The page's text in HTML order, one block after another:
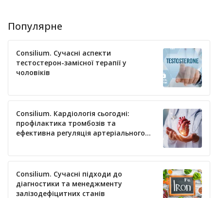
Популярне
Consilium. Сучасні аспекти
тестостерон-замісної терапії у
чоловіків
Consilium. Кардіологія сьогодні:
профілактика тромбозів та
ефективна регуляція артеріального
Consilium. Сучасні підходи до
діагностики та менеджменту
залізодефіцитних станів